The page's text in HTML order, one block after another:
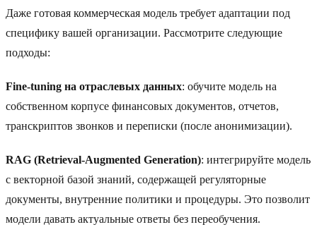
Даже готовая коммерческая модель требует адаптации под
специфику вашей организации. Рассмотрите следующие
подходы:
Fine-tuning на отраслевых данных: обучите модель на
собственном корпусе финансовых документов, отчетов,
транскриптов звонков и переписки (после анонимизации).
RAG (Retrieval-Augmented Generation): интегрируйте модель
с векторной базой знаний, содержащей регуляторные
документы, внутренние политики и процедуры. Это позволит
модели давать актуальные ответы без переобучения.